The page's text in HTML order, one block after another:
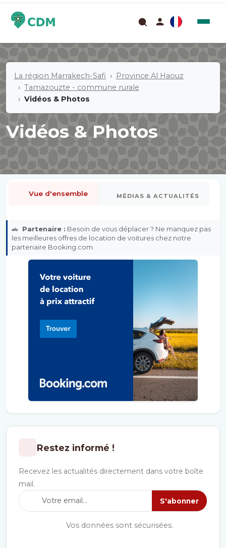
La région Marrakech-Safi
Province Al Haouz
Tamazouzte - commune rurale
Vidéos & Photos
Vidéos & Photos
Vue d'ensemble MÉDIAS & ACTUALITÉS
🚗 Partenaire : Besoin de vous déplacer ? Ne manquez pas
les meilleures offres de location de voitures chez notre
partenaire Booking.com.
Restez informé !
Recevez les actualités directement dans votre boîte
mail.
S'abonner
Vos données sont sécurisées.